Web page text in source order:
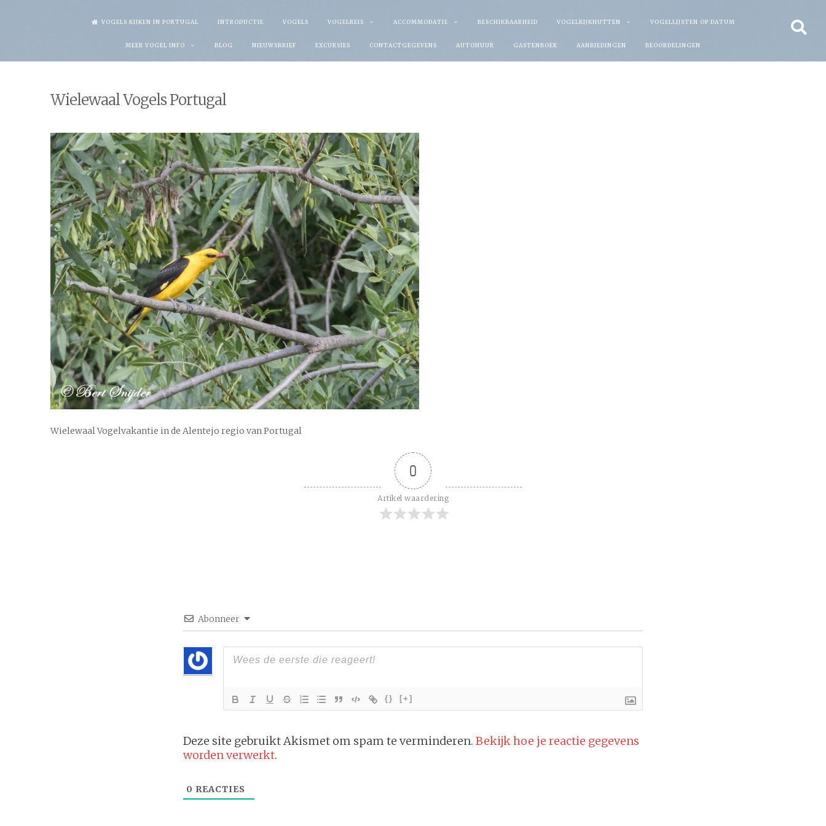
VOGELS KIJKEN IN PORTUGAL INTRODUCTIE VOGELS VOGELREIS ACCOMMODATIE BESCHIKBAARHEID VOGELKIJKHUTTEN VOGELLIJSTEN OP DATUM
MEER VOGEL INFO BLOG NIEUWSBRIEF EXCURSIES CONTACTGEGEVENS AUTOHUUR GASTENBOEK AANBIEDINGEN BEOORDELINGEN
Wielewaal Vogels Portugal
Wielewaal Vogelvakantie in de Alentejo regio van Portugal
0
Artikel waardering
Abonneer
{} [+]
Deze site gebruikt Akismet om spam te verminderen. Bekijk hoe je reactie gegevens
worden verwerkt.
0 REACTIES